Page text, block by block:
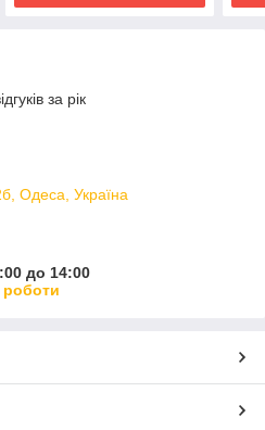
за рік
Одеса, Україна
до 14:00
роботи